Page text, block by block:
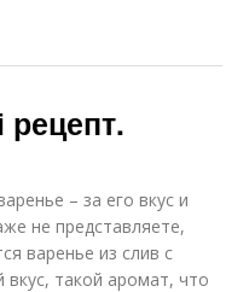
– за его вкус и
не представляете,
варенье из слив с
такой аромат, что